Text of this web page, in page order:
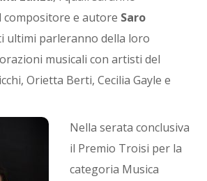
compositore e autore Saro
ultimi parleranno della loro
musicali con artisti del
Orietta Berti, Cecilia Gayle e
Nella serata conclusiva
il Premio Troisi per la
categoria Musica